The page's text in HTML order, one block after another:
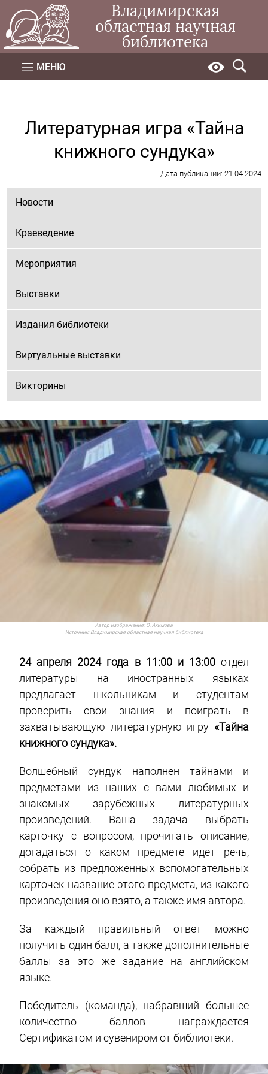
Владимирская
областная научная
библиотека
МЕНЮ
Литературная игра «Тайна
книжного сундука»
Дата публикации: 21.04.2024
Новости
Краеведение
Мероприятия
Выставки
Издания библиотеки
Виртуальные выставки
Викторины
Автор изображения: О. Акимова
Источник: Владимирская областная научная библиотека
24 апреля 2024 года в 11:00 и 13:00 отдел
литературы на иностранных языках
предлагает школьникам и студентам
проверить свои знания и поиграть в
захватывающую литературную игру «Тайна
книжного сундука».
Волшебный сундук наполнен тайнами и
предметами из наших с вами любимых и
знакомых зарубежных литературных
произведений. Ваша задача выбрать
карточку с вопросом, прочитать описание,
догадаться о каком предмете идет речь,
собрать из предложенных вспомогательных
карточек название этого предмета, из какого
произведения оно взято, а также имя автора.
За каждый правильный ответ можно
получить один балл, а также дополнительные
баллы за это же задание на английском
языке.
Победитель (команда), набравший большее
количество баллов награждается
Сертификатом и сувениром от библиотеки.